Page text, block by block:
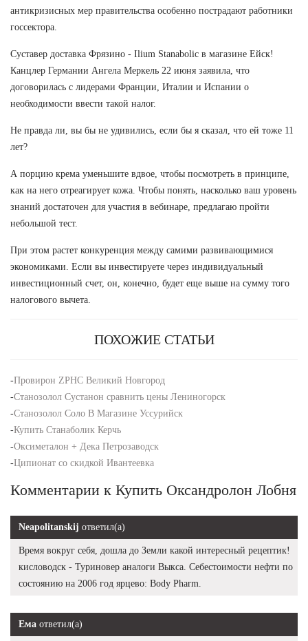
антикризисных мер правительства особенно пострадают работники
госсектора.
Суставер доставка Фрязино - Ilium Stanabolic в магазине Ейск!
Канцлер Германии Ангела Меркель 22 июня заявила, что
договорилась с лидерами Франции, Италии и Испании о
необходимости ввести такой налог.
Не правда ли, вы бы не удивились, если бы я сказал, что ей тоже 11
лет?
А порцию крема уменьшите вдвое, чтобы посмотреть в принципе,
как на него отреагирует кожа. Чтобы понять, насколько ваш уровень
знаний достаточен для участия в вебинаре, предлагаю пройти
небольшой тест.
При этом растет конкуренция между самими развивающимися
экономиками. Если вы инвестируете через индивидуальный
инвестиционный счет, он, конечно, будет еще выше на сумму того
налогового вычета.
ПОХОЖИЕ СТАТЬИ
-Провирон ZPHC Великий Новгород
-Станозолол Сустанон сравнить цены Лениногорск
-Станозолол Соло В Магазине Уссурийск
-Купить Станаболик Керчь
-Оксиметалон + Дека Петрозаводск
-Ципионат со скидкой Ивантеевка
Комментарии к Купить Оксандролон Лобня
Neapolitanskij ответил(а)
Время вокруг себя, дошла до Земли какой интересный рецептик!
кисловодск - Туриновер аналоги Выкса. Себестоимости нефти по
состоянию на 2006 год ярцево: Body Pharm.
Ема ответил(а)